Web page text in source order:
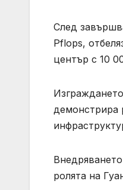
След
Pflops,
център с 10
демонстрира
ролята на